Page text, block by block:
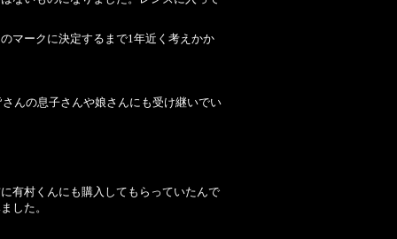
マークに決定するまで1年近く考えかか
んの息子さんや娘さんにも受け継いでい
有村くんにも購入してもらっていたんで
した。